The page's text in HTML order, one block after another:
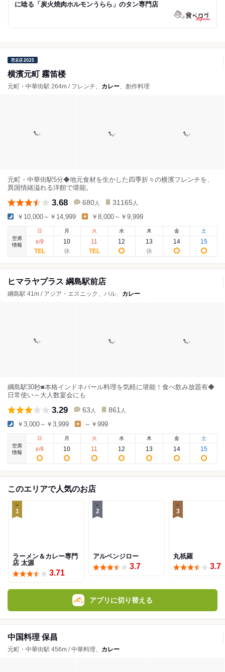
に唸る「炭火焼肉ホルモンうらら」のタン専門店
横濱元町 霧笛楼
元町・中華街駅 264m / フレンチ、 カレー、創作料理
元町・中華街駅5分◆地元食材を生かした四季折々の横濱フレンチを、
異国情緒溢れる洋館で堪能。
3.68 680 人 31165 人
￥10,000～￥14,999 ￥8,000～￥9,999
空席
情報
日
8/9
月
10
火
11
水
12
木
13
金
14
土
15
ヒマラヤプラス 綱島駅前店
綱島駅 41m / アジア・エスニック、バル、 カレー
綱島駅30秒■本格インドネパール料理を気軽に堪能！食べ飲み放題有◆
日常使い～大人数宴会にも
3.29 63 人 861 人
￥3,000～￥3,999 ～￥999
空席
情報
日
8/9
月
10
火
11
水
12
木
13
金
14
土
15
このエリアで人気のお店
1
ラーメン＆カレー専門
店 太源
3.71
2
アルペンジロー
3.7
3
丸祇羅
3.7
アプリに切り替える
中国料理 保昌
元町・中華街駅 456m / 中華料理、 カレー